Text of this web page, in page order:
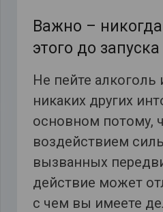
Важно –
этого до
Не пейте алкоголь
никаких других
основном потому,
воздействием
вызванных
действие может
с чем вы имеете